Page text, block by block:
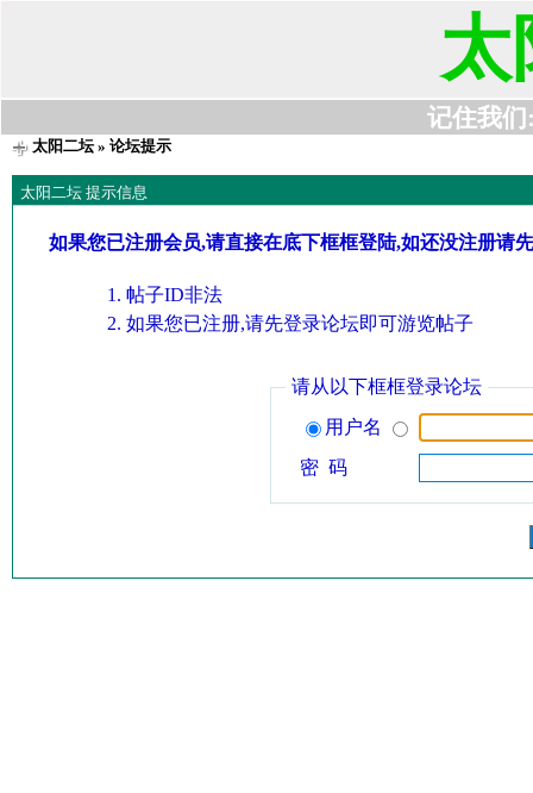
太
记住我们
太阳二坛» 论坛提示
太阳二坛 提示信息
如果您已注册会员,请直接在底下框框登陆,如还没注册请
帖子ID非法
如果您已注册,请先登录论坛即可游览帖子
请从以下框框登录论坛
用户名
密 码